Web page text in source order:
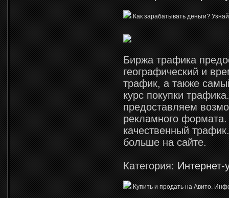
Как зарабатывать деньги?
Биржа трафика
географический и
трафик, а также
курс покупки
предоставляем
рекламного
качественный
больше на сайте.
Категория:Интернет-
Купить и продать на Авито.